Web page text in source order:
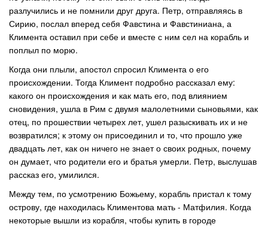
разлучились и не помнили друг друга. Петр, отправляясь в
Сирию, послал вперед себя Фавстина и Фавстиниана, а
Климента оставил при себе и вместе с ним сел на корабль и
поплыл по морю.
Когда они плыли, апостол спросил Климента о его
происхождении. Тогда Климент подробно рассказал ему:
какого он происхождения и как мать его, под влиянием
сновидения, ушла в Рим с двумя малолетними сыновьями, как
отец, по прошествии четырех лет, ушел разыскивать их и не
возвратился; к этому он присоединил и то, что прошло уже
двадцать лет, как он ничего не знает о своих родных, почему
он думает, что родители его и братья умерли. Петр, выслушав
рассказ его, умилился.
Между тем, по усмотрению Божьему, корабль пристал к тому
острову, где находилась Климентова мать - Матфилия. Когда
некоторые вышли из корабля, чтобы купить в городе